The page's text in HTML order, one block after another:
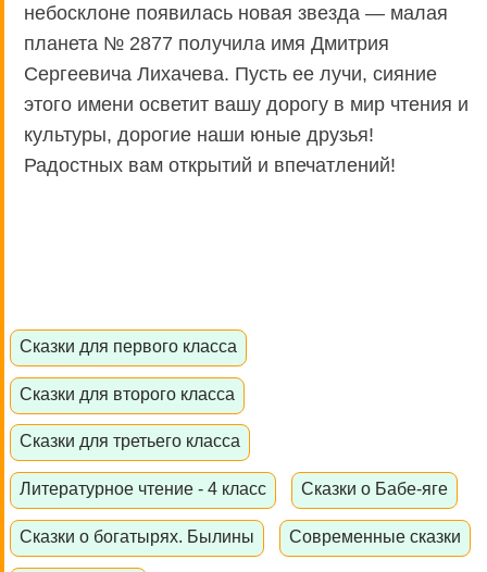
небосклоне появилась новая звезда — малая
планета № 2877 получила имя Дмитрия
Сергеевича Лихачева. Пусть ее лучи, сияние
этого имени осветит вашу дорогу в мир чтения и
культуры, дорогие наши юные друзья!
Радостных вам открытий и впечатлений!
Сказки для первого класса
Сказки для второго класса
Сказки для третьего класса
Литературное чтение - 4 класс Сказки о Бабе-яге
Сказки о богатырях. Былины Современные сказки